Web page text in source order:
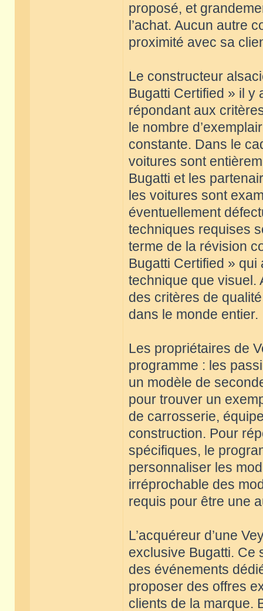
proposé, et
l’achat. Aucun autre
proximité avec sa
Le constructeur
Bugatti Certified » il y
répondant aux
le nombre
constante. Dans le
voitures sont
Bugatti et les
les voitures sont
éventuellement
techniques requises
terme de la révision
Bugatti Certified »
technique que visuel.
des critères de
dans le monde entier.
Les propriétaires de
programme : les
un modèle de
pour trouver un
de carrosserie,
construction. Pour
spécifiques, le
personnaliser les
irréprochable des
requis pour être une
L’acquéreur d’une
exclusive Bugatti. Ce
des événements
proposer des offres
clients de la marque.